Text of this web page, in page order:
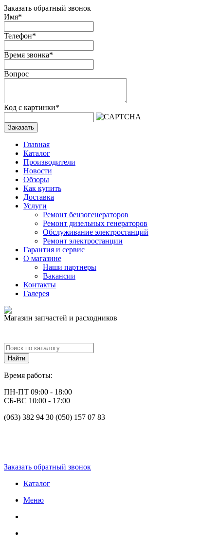
Заказать обратный звонок
Имя*
Телефон*
Время звонка*
Вопрос
Код с картинки*
Заказать
Главная
Каталог
Производители
Новости
Обзоры
Как купить
Доставка
Услуги
Ремонт бензогенераторов
Ремонт дизельных генераторов
Обслуживание электростанций
Ремонт электростанции
Гарантия и сервис
О магазине
Наши партнеры
Вакансии
Контакты
Галерея
Магазин запчастей и расходников
Время работы:
ПН-ПТ 09:00 - 18:00
СБ-ВС 10:00 - 17:00
(063) 382 94 30 (050) 157 07 83
Заказать обратный звонок
Каталог
Меню